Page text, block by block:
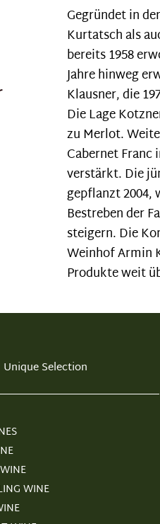
Gegründet in
Kurtatsch als
bereits 1958
Jahre hinweg
Klausner, die
Die Lage
zu Merlot.
Cabernet Franc
verstärkt. Die
gepflanzt 2004,
Bestreben der
steigern. Die
Weinhof Armin
Produkte weit
Unique Selection
WINE